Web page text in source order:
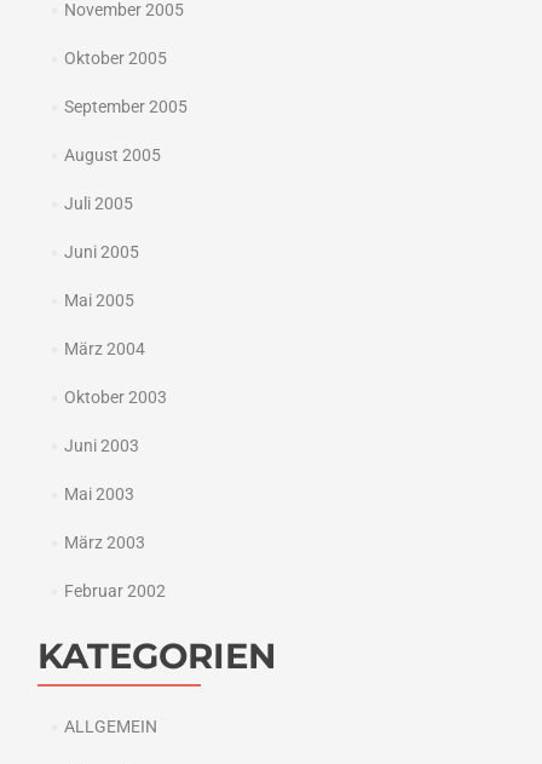
November 2005
Oktober 2005
September 2005
August 2005
Juli 2005
Juni 2005
Mai 2005
März 2004
Oktober 2003
Juni 2003
Mai 2003
März 2003
Februar 2002
KATEGORIEN
ALLGEMEIN